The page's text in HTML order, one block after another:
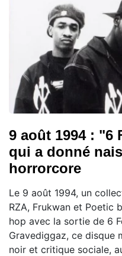
9 août 1994 : "6
qui a donné
horrorcore
Le 9 août 1994, un
RZA, Frukwan et Poetic
hop avec la sortie de 6
Gravediggaz, ce disque
noir et critique sociale,